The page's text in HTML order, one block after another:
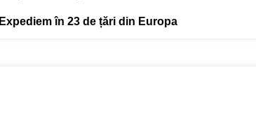
Expediem în 23 de țări din Europa